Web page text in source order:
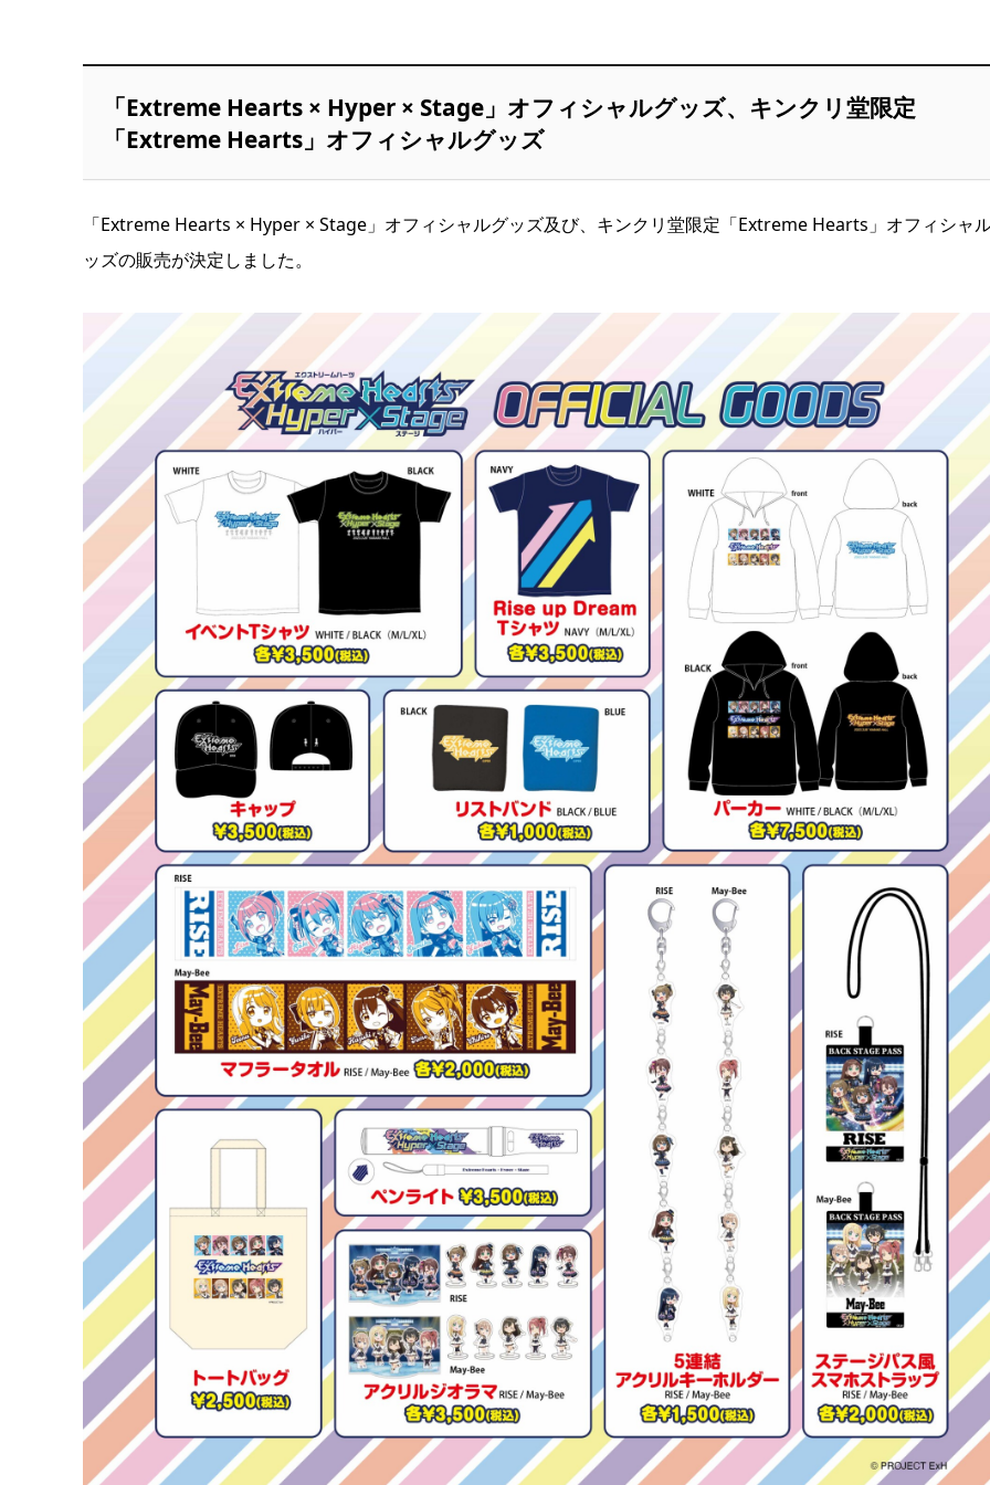
「Extreme Hearts × Hyper × Stage」オフィシャルグッズ、キンクリ堂限定
「Extreme Hearts」オフィシャルグッズ
「Extreme Hearts × Hyper × Stage」オフィシャルグッズ及び、キンクリ堂限定「Extreme Hearts」オフィシャ
ッズの販売が決定しました。